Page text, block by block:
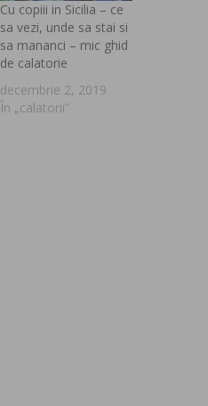
Cu copiii in Sicilia – ce
sa vezi, unde sa stai si
sa mananci – mic ghid
de calatorie
decembrie 2, 2019
În „calatorii”